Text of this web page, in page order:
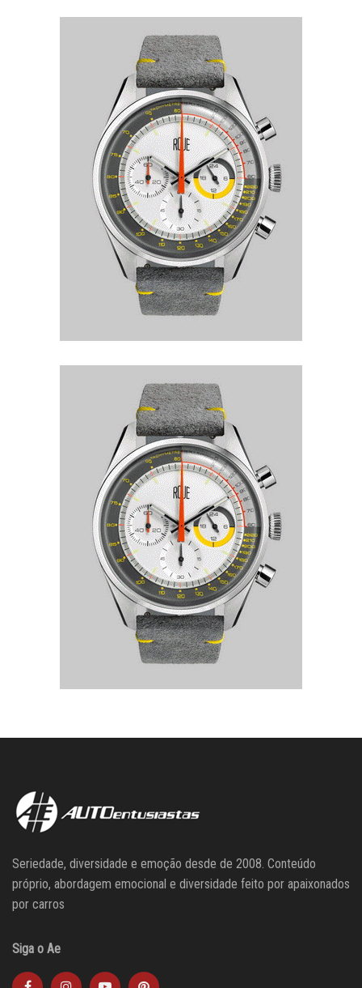
Seriedade, diversidade e emoção desde de 2008. Conteúdo
próprio, abordagem emocional e diversidade feito por apaixonados
por carros
Siga o Ae